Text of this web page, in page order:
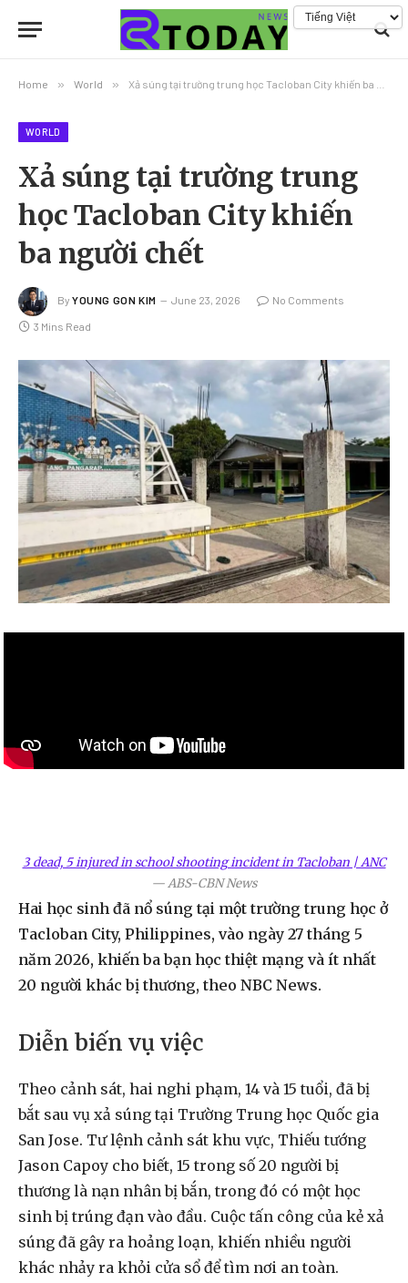
Home » World » Xả súng tại trường trung học Tacloban City khiến ba người chết
WORLD
Xả súng tại trường trung
học Tacloban City khiến
ba người chết
By YOUNG GON KIM June 23, 2026 No Comments
3 Mins Read
3 dead, 5 injured in school shooting incident in Tacloban | ANC
—ABS-CBN News
Hai học sinh đã nổ súng tại một trường trung học ở
Tacloban City, Philippines, vào ngày 27 tháng 5
năm 2026, khiến ba bạn học thiệt mạng và ít nhất
20 người khác bị thương, theo NBC News.
Diễn biến vụ việc
Theo cảnh sát, hai nghi phạm, 14 và 15 tuổi, đã bị
bắt sau vụ xả súng tại Trường Trung học Quốc gia
San Jose. Tư lệnh cảnh sát khu vực, Thiếu tướng
Jason Capoy cho biết, 15 trong số 20 người bị
thương là nạn nhân bị bắn, trong đó có một học
sinh bị trúng đạn vào đầu. Cuộc tấn công của kẻ xả
súng đã gây ra hoảng loạn, khiến nhiều người
khác nhảy ra khỏi cửa sổ để tìm nơi an toàn.